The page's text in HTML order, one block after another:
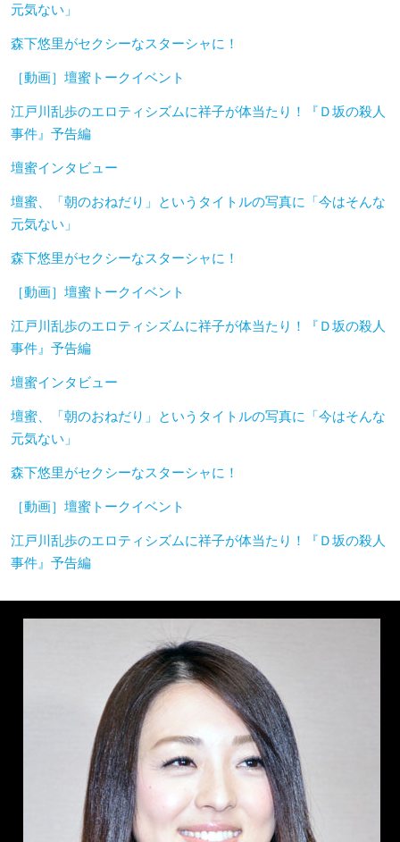
元気ない」
森下悠里がセクシーなスターシャに！
［動画］壇蜜トークイベント
江戸川乱歩のエロティシズムに祥子が体当たり！『Ｄ坂の殺人
事件』予告編
壇蜜インタビュー
壇蜜、「朝のおねだり」というタイトルの写真に「今はそんな
元気ない」
森下悠里がセクシーなスターシャに！
［動画］壇蜜トークイベント
江戸川乱歩のエロティシズムに祥子が体当たり！『Ｄ坂の殺人
事件』予告編
壇蜜インタビュー
壇蜜、「朝のおねだり」というタイトルの写真に「今はそんな
元気ない」
森下悠里がセクシーなスターシャに！
［動画］壇蜜トークイベント
江戸川乱歩のエロティシズムに祥子が体当たり！『Ｄ坂の殺人
事件』予告編